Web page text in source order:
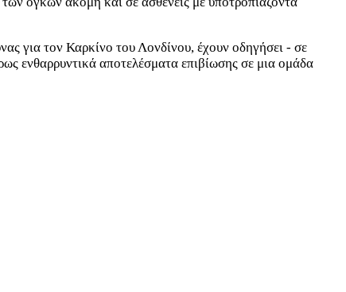
για τον Καρκίνο του Λονδίνου, έχουν οδηγήσει - σε
ενθαρρυντικά αποτελέσματα επιβίωσης σε μια ομάδα